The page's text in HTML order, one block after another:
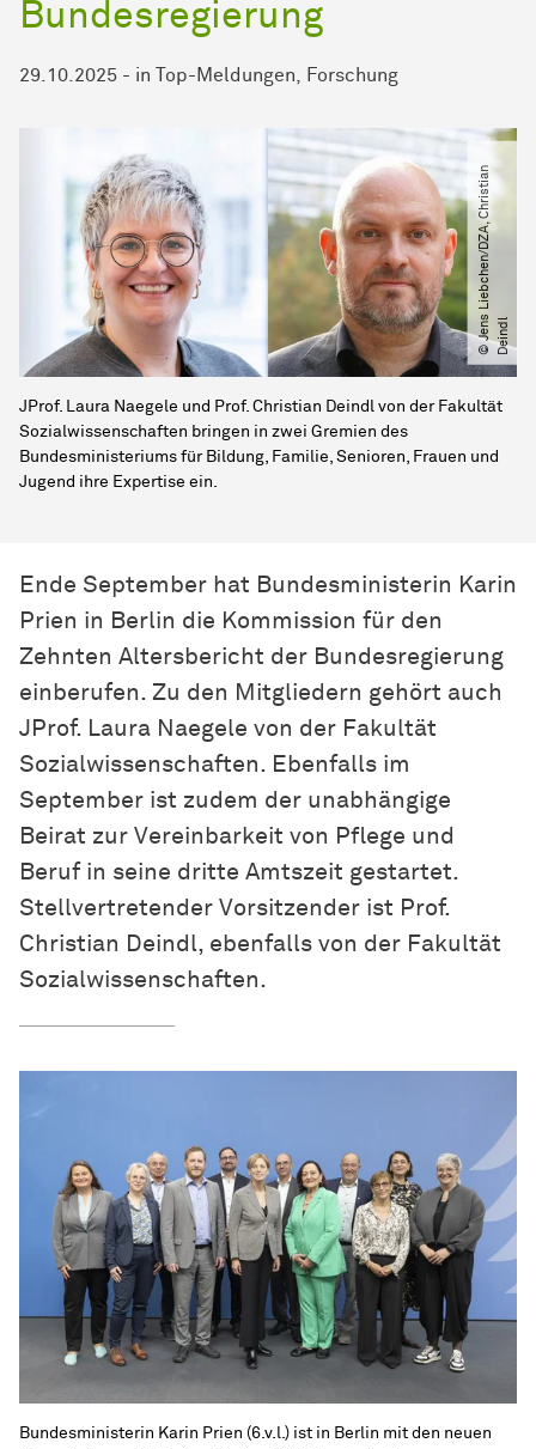
Bundesregierung
29.10.2025 - in Top-Meldungen Forschung
©
J
e
n
s
L
i
e
b
c
h
e
n​
/​
D
Z
A,
C
h
r
i
s
t
i
a
n
D
e
i
n
dl
JProf. Laura Naegele und Prof. Christian Deindl von der Fakultät
Sozialwissenschaften bringen in zwei Gremien des
Bundesministeriums für Bildung, Familie, Senioren, Frauen und
Jugend ihre Expertise ein.
Ende September hat Bundesministerin Karin
Prien in Berlin die Kommission für den
Zehnten Altersbericht der Bundesregierung
einberufen. Zu den Mitgliedern gehört auch
JProf. Laura Naegele von der Fakultät
Sozialwissenschaften. Ebenfalls im
September ist zudem der unabhängige
Beirat zur Vereinbarkeit von Pflege und
Beruf in seine dritte Amtszeit gestartet.
Stellvertretender Vorsitzender ist Prof.
Christian Deindl, ebenfalls von der Fakultät
Sozialwissenschaften.
Bundesministerin Karin Prien (6.v.l.) ist in Berlin mit den neuen